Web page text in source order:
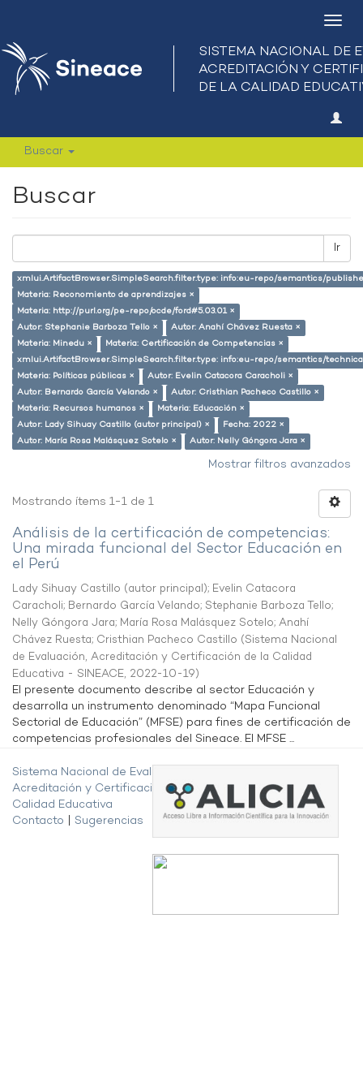
Buscar
Buscar
Ir
xmlui.ArtifactBrowser.SimpleSearch.filter.type: info:eu-repo/semantics/
Materia: Reconomiento de aprendizajes ×
Materia: http://purl.org/pe-repo/ocde/ford#5.03.01 ×
Autor: Stephanie Barboza Tello ×
Autor: Anahí Chávez Ruesta ×
Materia: Minedu ×
Materia: Certificación de Competencias ×
xmlui.ArtifactBrowser.SimpleSearch.filter.type: info:eu-repo/semantics/
Materia: Políticas públicas ×
Autor: Evelin Catacora Caracholi ×
Autor: Bernardo García Velando ×
Autor: Cristhian Pacheco Castillo ×
Materia: Recursos humanos ×
Materia: Educación ×
Autor: Lady Sihuay Castillo (autor principal) ×
Fecha: 2022 ×
Autor: María Rosa Malásquez Sotelo ×
Autor: Nelly Góngora Jara ×
Mostrar filtros avanzados
Mostrando ítems 1-1 de 1
Análisis de la certificación de competencias:
Una mirada funcional del Sector Educación en
el Perú
Lady Sihuay Castillo (autor principal); Evelin Catacora
Caracholi; Bernardo García Velando; Stephanie Barboza Tello;
Nelly Góngora Jara; María Rosa Malásquez Sotelo; Anahí
Chávez Ruesta; Cristhian Pacheco Castillo (Sistema Nacional
de Evaluación, Acreditación y Certificación de la Calidad
Educativa - SINEACE, 2022-10-19)
El presente documento describe al sector Educación y
desarrolla un instrumento denominado “Mapa Funcional
Sectorial de Educación” (MFSE) para fines de certificación de
competencias profesionales del Sineace. El MFSE ...
Sistema Nacional de Evaluación,
Acreditación y Certificación de la
Calidad Educativa
Contacto
Sugerencias